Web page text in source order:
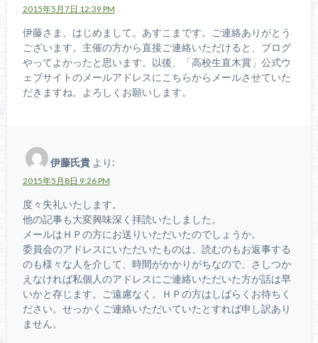
2015年5月7日 12:39 PM
伊藤さま、はじめまして。あすこまです。ご連絡ありがとう
ございます。主催の方から直接ご連絡いただけると、ブログ
やってよかったと思います。以後、「高校生直木賞」公式ウ
ェブサイトのメールアドレスにこちらからメールさせていた
だきますね。よろしくお願いします。
伊藤氏貴 より:
2015年5月8日 9:26 PM
度々失礼いたします。
他の記事も大変興味深く拝読いたしました。
メールはＨＰの方にお送りいただいたのでしょうか。
委員会のアドレスにいただいたものは、読むのもお返事する
のも様々な人を介して、時間がかかりがちなので、さしつか
えなければ私個人のアドレスにご連絡いただいた方が話は早
いかと存じます。ご遠慮なく。ＨＰの方はしばらくお待ちく
ださい。せっかくご連絡いただいていたとすれば申し訳あり
ません。